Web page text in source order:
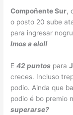
Compoñente Sur,
o posto 20 sube
para ingresar
Imos a elo!!
E42 puntos para
creces. Incluso
podio. Ainda que
podio é bo premio
superarse?